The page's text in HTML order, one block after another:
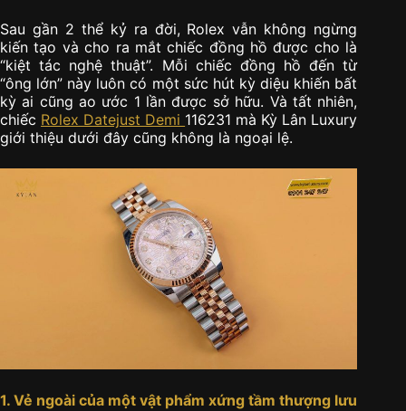
Sau gần 2 thể kỷ ra đời, Rolex vẫn không ngừng
kiến tạo và cho ra mắt chiếc đồng hồ được cho là
“kiệt tác nghệ thuật”. Mỗi chiếc đồng hồ đến từ
“ông lớn” này luôn có một sức hút kỳ diệu khiến bất
kỳ ai cũng ao ước 1 lần được sở hữu. Và tất nhiên,
chiếc Rolex Datejust Demi 116231 mà Kỳ Lân Luxury
giới thiệu dưới đây cũng không là ngoại lệ.
1. Vẻ ngoài của một vật phẩm xứng tầm thượng lưu